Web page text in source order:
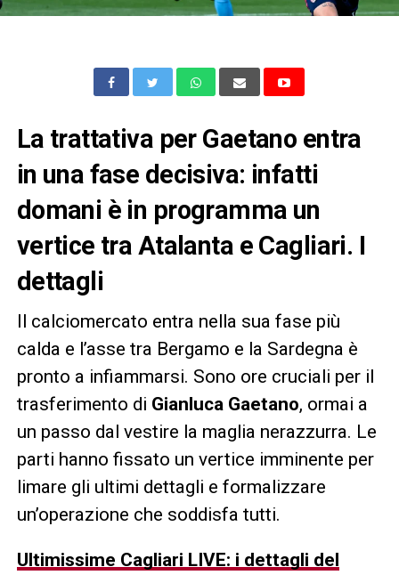
La trattativa per Gaetano entra
in una fase decisiva: infatti
domani è in programma un
vertice tra Atalanta e Cagliari. I
dettagli
Il calciomercato entra nella sua fase più
calda e l’asse tra Bergamo e la Sardegna è
pronto a infiammarsi. Sono ore cruciali per il
trasferimento di Gianluca Gaetano, ormai a
un passo dal vestire la maglia nerazzurra. Le
parti hanno fissato un vertice imminente per
limare gli ultimi dettagli e formalizzare
un’operazione che soddisfa tutti.
Ultimissime Cagliari LIVE: i dettagli del